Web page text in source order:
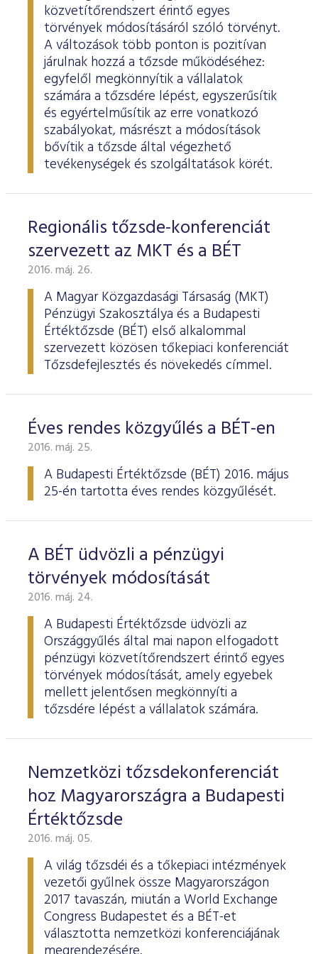
ESG Útmutató
közvetítőrendszert érintő egyes
törvények módosításáról szóló törvényt.
A változások több ponton is pozitívan
járulnak hozzá a tőzsde működéséhez:
egyfelől megkönnyítik a vállalatok
számára a tőzsdére lépést, egyszerűsítik
és egyértelműsítik az erre vonatkozó
szabályokat, másrészt a módosítások
bővítik a tőzsde által végezhető
tevékenységek és szolgáltatások körét.
Regionális tőzsde-konferenciát
szervezett az MKT és a BÉT
2016. máj. 26.
A Magyar Közgazdasági Társaság (MKT)
Pénzügyi Szakosztálya és a Budapesti
Értéktőzsde (BÉT) első alkalommal
szervezett közösen tőkepiaci konferenciát
Tőzsdefejlesztés és növekedés címmel.
Éves rendes közgyűlés a BÉT-en
2016. máj. 25.
A Budapesti Értéktőzsde (BÉT) 2016. május
25-én tartotta éves rendes köz­gyűlését.
A BÉT üdvözli a pénzügyi
törvények módosítását
2016. máj. 24.
A Budapesti Értéktőzsde üdvözli az
Országgyűlés által mai napon elfogadott
pénzügyi közvetítőrendszert érintő egyes
törvények módosítását, amely egyebek
mellett jelentősen megkönnyíti a
tőzsdére lépést a vállalatok számára.
Nemzetközi tőzsdekonferenciát
hoz Magyarországra a Budapesti
Értéktőzsde
2016. máj. 05.
A világ tőzsdéi és a tőkepiaci intézmények
vezetői gyűlnek össze Magyarországon
2017 tavaszán, miután a World Exchange
Congress Budapestet és a BÉT-et
választotta nemzetközi konferenciájának